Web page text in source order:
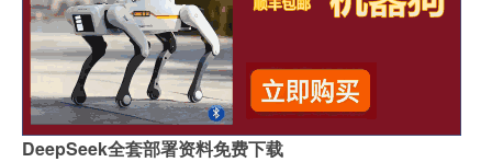
DeepSeek全套部署资料免费下载